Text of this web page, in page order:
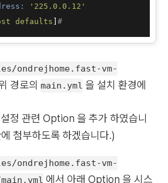
'225.0.0.12'
defaults #
ondrejhome.fast-vm-
경로의 main.yml 을 설치 환경에
설정 관련 Option 을 추가 하였습니
첨부하도록 하겠습니다.)
ondrejhome.fast-vm-
에서 아래 Option 을 시스